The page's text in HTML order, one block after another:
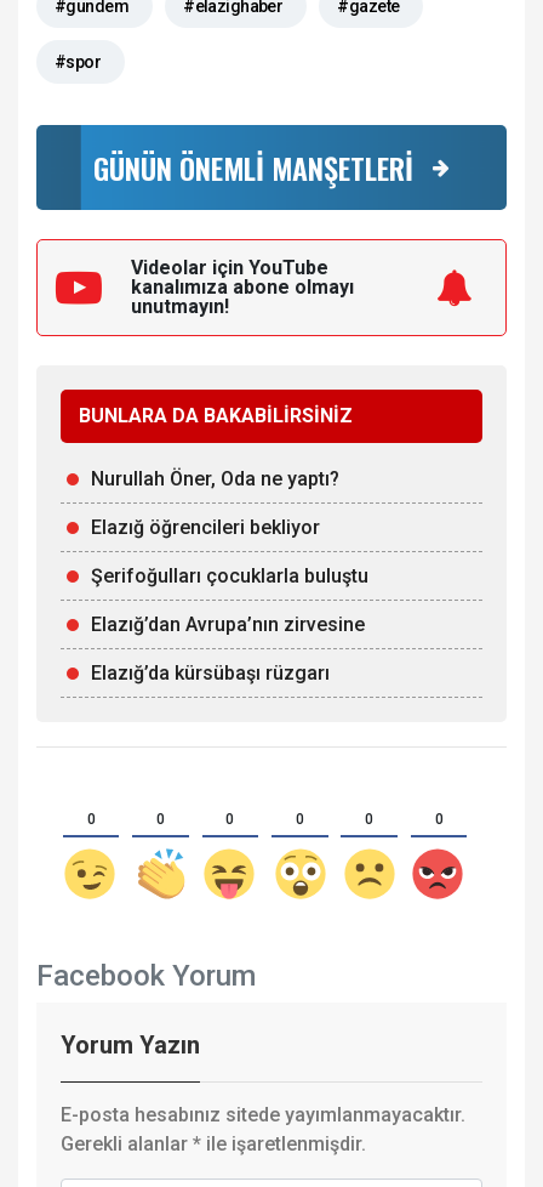
#gundem #elazighaber #gazete
#spor
GÜNÜN ÖNEMLİ MANŞETLERİ
Videolar için YouTube
kanalımıza abone olmayı
unutmayın!
BUNLARA DA BAKABİLİRSİNİZ
Nurullah Öner, Oda ne yaptı?
Elazığ öğrencileri bekliyor
Şerifoğulları çocuklarla buluştu
Elazığ’dan Avrupa’nın zirvesine
Elazığ’da kürsübaşı rüzgarı
0 0 0 0 0 0
Facebook Yorum
Yorum Yazın
E-posta hesabınız sitede yayımlanmayacaktır.
Gerekli alanlar * ile işaretlenmişdir.